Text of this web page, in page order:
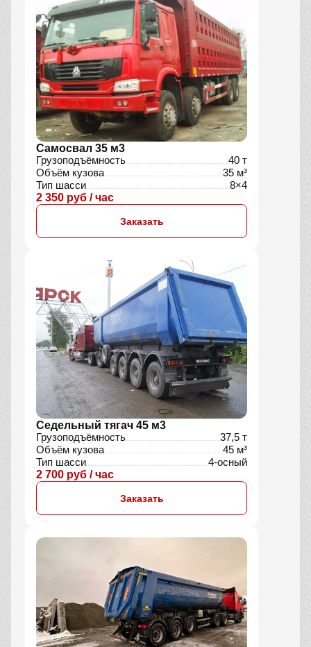
Самосвал 35 м3
Грузоподъёмность
40 т
Объём кузова
35 м³
Тип шасси
8×4
2 350 руб / час
Заказать
Седельный тягач 45 м3
Грузоподъёмность
37,5 т
Объём кузова
45 м³
Тип шасси
4-осный
2 700 руб / час
Заказать